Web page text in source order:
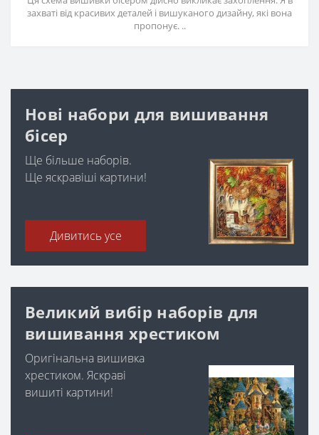
захваті від красивих деталей і вишуканого дизайну, які вона
пропонує. ..
Нові набори для вишивання
бісер
Ще більше наборів.
Ще яскравіші картини!
Дивитись усе
Великий вибір наборів для
вишивання хрестиком
Оригінальна вишивка
хрестиком. Яскраві
вишиті картини!